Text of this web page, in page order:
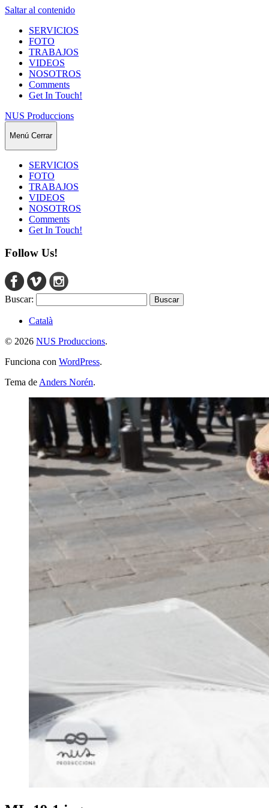
Saltar al contenido
SERVICIOS
FOTO
TRABAJOS
VIDEOS
NOSOTROS
Comments
Get In Touch!
NUS Produccions
Menú Cerrar
SERVICIOS
FOTO
TRABAJOS
VIDEOS
NOSOTROS
Comments
Get In Touch!
Follow Us!
Buscar:
Català
© 2026 NUS Produccions.
Funciona con WordPress.
Tema de Anders Norén.